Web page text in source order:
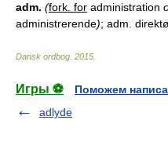
adm. (fork. for administration
administrerende); adm.
Dansk ordbog 2015
Игры ⚽
Поможем
adlyde